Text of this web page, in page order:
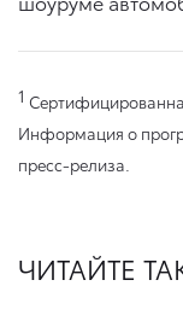
1
Информация о
пресс-релиза.
ЧИТАЙТЕ